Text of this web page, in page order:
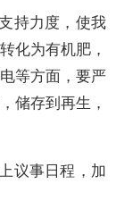
持力度，使我
化为有机肥，
等方面，要严
储存到再生，
议事日程，加